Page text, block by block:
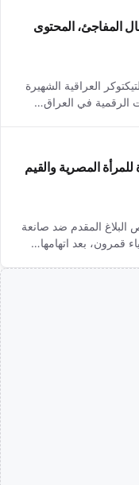
“جوان” 2025: الاعتقال المفاجئ، المحتوى
هز اعتقال التيكتوكر العراقية الشهيرة
الرقمية في العراق…
المصرية والقيم
البلاغ المقدم ضد صانعة
قمرون، بعد اتهامها…